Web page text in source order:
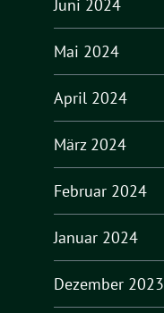
Juni 2024
Mai 2024
April 2024
März 2024
Februar 2024
Januar 2024
Dezember 2023